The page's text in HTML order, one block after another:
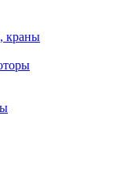
краны